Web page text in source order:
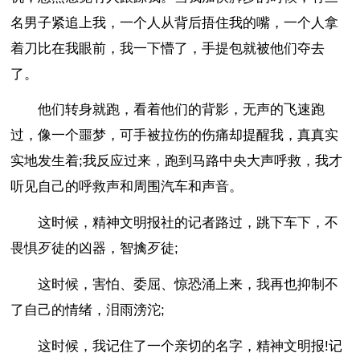
名男子紧追上我，一个人从背后捂住我的嘴，一个人拿
着刀比在我眼前，我一下懵了，手提包就被他们夺去
了。
他们转身就跑，看着他们的背影，无声的飞速跑
过，像一个噩梦，可手被拉伤的伤痛却提醒我，真真实
实地发生着;我反应过来，跑到马路中央大声呼救，我才
听见自己的呼救声和周围汽车和声音。
这时候，精神文明报社的记者路过，跳下车下，不
畏惧歹徒的凶器，智擒歹徒;
这时候，害怕、委屈、惊恐涌上来，我再也抑制不
了自己的情绪，泪雨滂沱;
这时候，我记住了一个亲切的名字，精神文明报!记